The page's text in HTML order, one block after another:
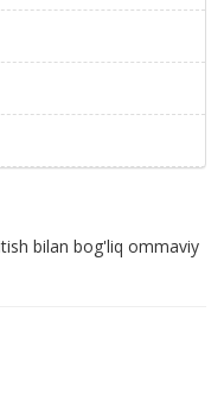
bilan bog'liq ommaviy